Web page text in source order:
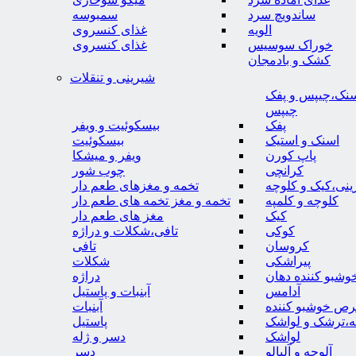
ساندویچ سرد
الویه
خوراک سوسیس
کشک و بادمجان
سمبوسه
غذای کنسروی
غذای کنسروی
شیرینی و تنقلات
و پفک
چیپس
پفک
اسنک و استیک
پاپ کورن
کرانچی
و کلوچه
کلوچه و کلمپه
کیک
کوکی
کروسان
پیراشکی
کننده دهان
آدامس
خوشبو کننده
و لواشک
لواشک
آلوچه و آلبالو
بیسکوئیت و ویفر
بیسکوئیت
ویفر و میشکا
چوب شور
تخمه و مغزهای طعم دار
تخمه و مغز تخمه های طعم دار
مغز های طعم دار
تافی،شکلات و دراژه
تافی
شکلات
دراژه
آبنبات و پاستیل
آبنبات
پاستیل
دسر و ژله
دسر